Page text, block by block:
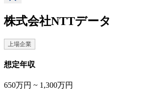
株式会社NTTデータ
上場企業
想定年収
650万円 ~ 1,300万円